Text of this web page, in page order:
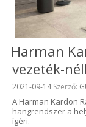
Harman
vezeték-
Beküldve:
2021-09-14Szerző:
A Harman Kardon
hangrendszer a
ígéri.